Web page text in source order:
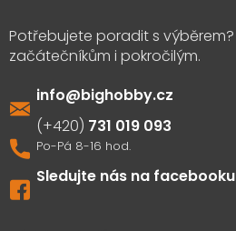
info@bighobby.cz
731 019 093
Sledujte nás na facebooku